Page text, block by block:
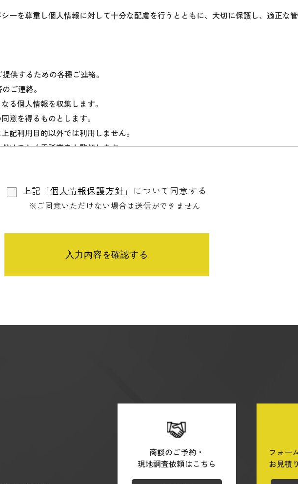
ーを尊重し個人情報に対して十分な配慮を行うとともに、大切に保護し、適正な
供するための各種ご連絡。
ご連絡。
る個人情報を収集します。
意を得るものとします。
記利用目的以外では利用しません。
けでなく委託業者も監督します。
正や削除に応じます。
切・迅速に対処します。
上記「個人情報保護方針 」について同意する
※ご同意いただけない場合は送信ができません
商談のご予約・
現地調査依頼はこちら
フォー
お見積